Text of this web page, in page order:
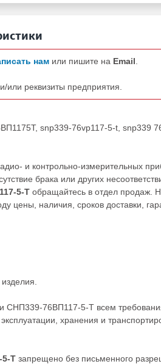
нам или пишите на Email
или реквизиты предприятия.
snp339-76vp117-5-t, snp339
и контрольно-измерительных
брака или других
5-Т обращайтесь в отдел продаж.
наличия, сроков доставки,
СНП339-76ВП117-5-Т всем
хранения и
5-Т запрещено без письменного